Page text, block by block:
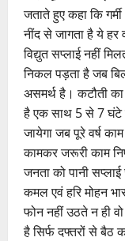
जताते हुए कहा कि
नींद से जागता है ये हर
विद्युत सप्लाई नहीं
निकल पड़ता है जब
असमर्थ है। कटौती का
है एक साथ 5 से 7 घंटे
जायेगा जब पूरे वर्ष
कामकर जरूरी काम
जनता को पानी
कमल एवं हरि मोहन
फोन नहीं उठते न ही
है सिर्फ दफ्तरों से बैठ